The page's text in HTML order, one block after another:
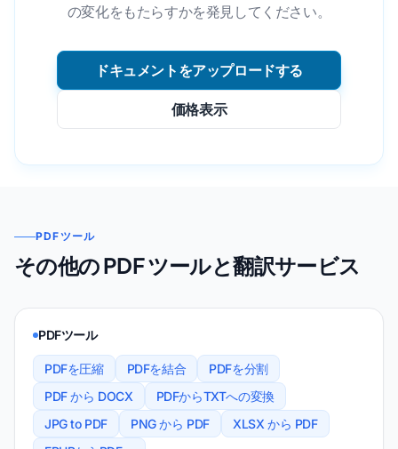
の変化をもたらすかを発見してください。
ドキュメントをアップロードする
価格表示
PDFツール
その他の PDF ツールと翻訳サービス
PDFツール
PDFを圧縮 PDFを結合
PDFを分割
PDF から DOCX
PDFからTXTへの変換
JPG to PDF
PNG から PDF
XLSX から PDF